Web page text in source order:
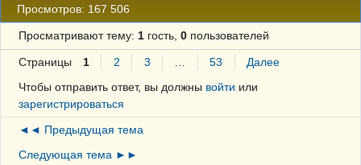
Просмотров: 167 506
Просматривают тему: 1гость, 0пользователей
Страницы 1 2 3 53
Далее
Чтобы отправить ответ, вы должны войти или
зарегистрироваться
◄◄ Предыдущая тема
Следующая тема ►►